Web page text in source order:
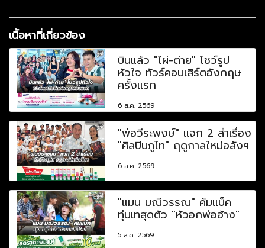
เนื้อหาที่เกี่ยวข้อง
บินแล้ว "ไผ่-ต่าย" โชว์รูป
หัวใจ ทัวร์คอนเสิร์ตอังกฤษ
ครั้งแรก
6 ส.ค. 2569
"พ่อวีระพงษ์" แจก 2 ลำเรื่อง
"ศิลปินภูไท" ฤดูกาลใหม่อลังฯ
6 ส.ค. 2569
"แมน มณีวรรณ" คัมแบ็ค
ทุ่มเทสุดตัว "หัวอกพ่อฮ้าง"
5 ส.ค. 2569